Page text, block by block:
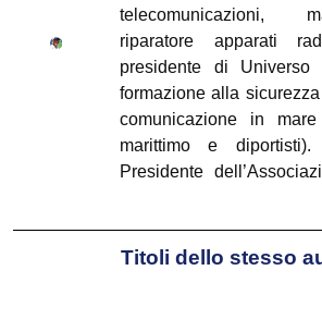
telecomunicazioni,
riparatore apparati
presidente di
formazione alla
comunicazione in
marittimo e
Presidente
tecnici del Ministero dei
Titoli dello stesso